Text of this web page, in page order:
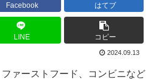
Facebook はてブ
LINE コピー
2024.09.13
ファーストフード、コンビニなど